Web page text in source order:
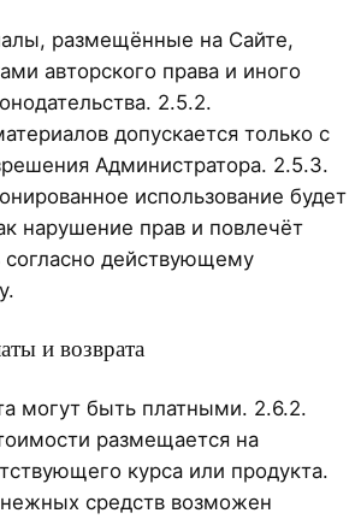
размещённые на Сайте,
авторского права и иного
2.5.2.
допускается только с
Администратора. 2.5.3.
использование будет
нарушение прав и повлечёт
согласно действующему
и возврата
могут быть платными. 2.6.2.
размещается на
курса или продукта.
средств возможен